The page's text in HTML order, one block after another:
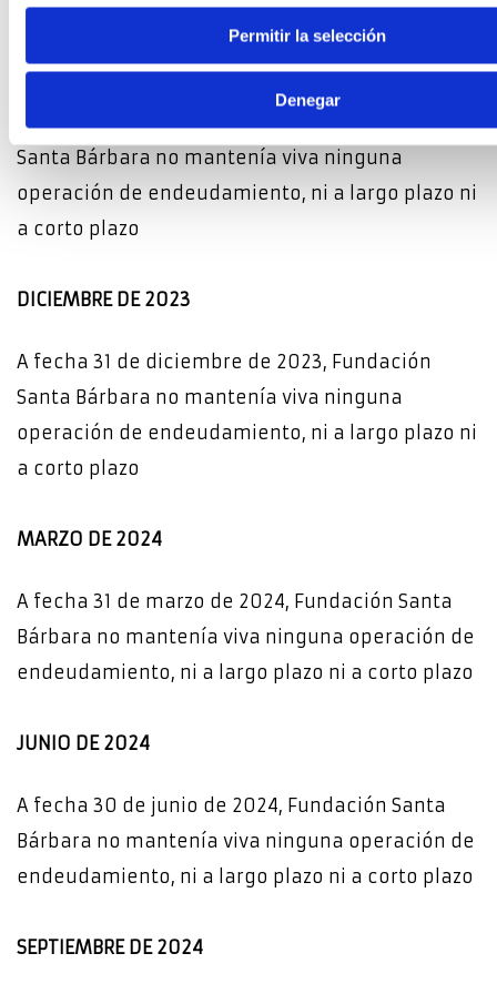
Permitir la selección
Denegar
SEPTIEMBRE DE 2023
A fecha 30 de septiembre de 2023, Fundación
Santa Bárbara no mantenía viva ninguna
operación de endeudamiento, ni a largo plazo ni
a corto plazo
DICIEMBRE DE 2023
A fecha 31 de diciembre de 2023, Fundación
Santa Bárbara no mantenía viva ninguna
operación de endeudamiento, ni a largo plazo ni
a corto plazo
MARZO DE 2024
A fecha 31 de marzo de 2024, Fundación Santa
Bárbara no mantenía viva ninguna operación de
endeudamiento, ni a largo plazo ni a corto plazo
JUNIO DE 2024
A fecha 30 de junio de 2024, Fundación Santa
Bárbara no mantenía viva ninguna operación de
endeudamiento, ni a largo plazo ni a corto plazo
SEPTIEMBRE DE 2024